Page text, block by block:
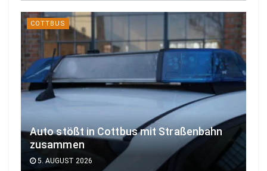
COTTBUS
Auto stößt in Cottbus mit Straßenbahn
zusammen
5. AUGUST 2026